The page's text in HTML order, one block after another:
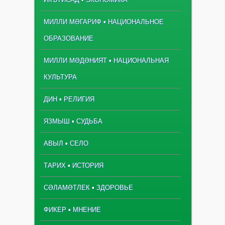
МИЛЛИ МӘГАРИФ ▪ НАЦИОНАЛЬНОЕ
ОБРАЗОВАНИЕ
МИЛЛИ МӘДӘНИЯТ ▪ НАЦИОНАЛЬНАЯ
КУЛЬТУРА
ДИН ▪ РЕЛИГИЯ
ЯЗМЫШ ▪ СУДЬБА
АВЫЛ ▪ СЕЛО
ТАРИХ ▪ ИСТОРИЯ
СӘЛАМӘТЛЕК ▪ ЗДОРОВЬЕ
ФИКЕР ▪ МНЕНИЕ